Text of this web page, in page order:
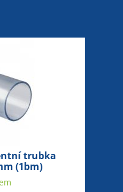
trubka
(1bm)